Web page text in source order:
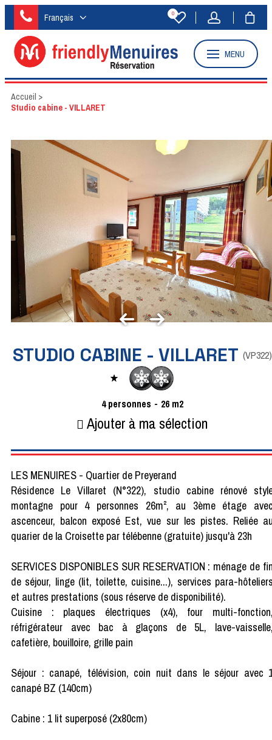
Français 0
MENU
Accueil >
Studio cabine - VILLARET
STUDIO CABINE - VILLARET (VP322)
4 personnes 26 m2
Ajouter à ma sélection
LES MENUIRES - Quartier de Preyerand
Résidence Le Villaret (N°322), studio cabine rénové
montagne pour 4 personnes 26m², au 3ème étage
ascenceur, balcon exposé Est, vue sur les pistes. Reliée
quarier de la Croisette par télébenne (gratuite) jusqu'à 23h
SERVICES DISPONIBLES SUR RESERVATION : ménage de
de séjour, linge (lit, toilette, cuisine...), services para-
et autres prestations (sous réserve de disponibilité).
Cuisine : plaques électriques (x4), four multi-
réfrigérateur avec bac à glaçons de 5L, lave-
cafetière, bouilloire, grille pain
Séjour : canapé, télévision, coin nuit dans le séjour avec
canapé BZ (140cm)
Cabine : 1 lit superposé (2x80cm)